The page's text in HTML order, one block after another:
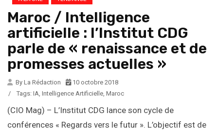
Maroc / Intelligence
artificielle : l’Institut CDG
parle de « renaissance et de
promesses actuelles »
By La Rédaction
10 octobre 2018
/
Tags: IA, Intelligence Artificielle, Maroc
(CIO Mag) – L’Institut CDG lance son cycle de
conférences « Regards vers le futur ». L’objectif est de